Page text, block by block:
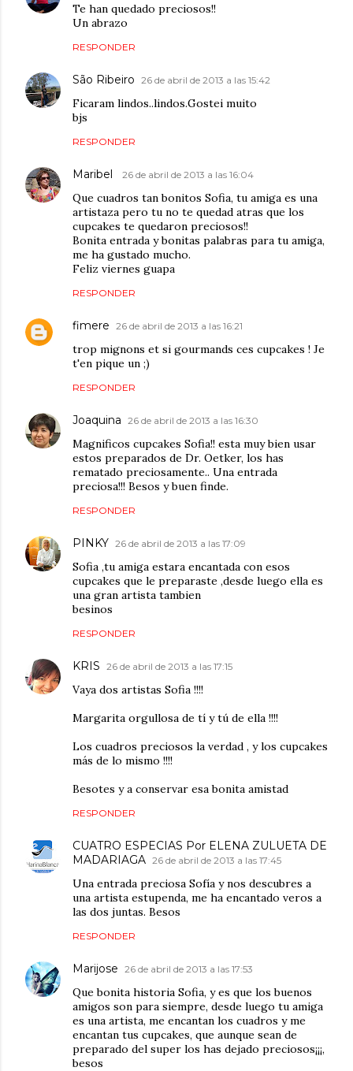
Te han quedado preciosos!!
Un abrazo
RESPONDER
São Ribeiro 26 de abril de 2013 a las 15:42
Ficaram lindos..lindos.Gostei muito
bjs
RESPONDER
Maribel 26 de abril de 2013 a las 16:04
Que cuadros tan bonitos Sofia, tu amiga es una
artistaza pero tu no te quedad atras que los
cupcakes te quedaron preciosos!!
Bonita entrada y bonitas palabras para tu amiga,
me ha gustado mucho.
Feliz viernes guapa
RESPONDER
fimere 26 de abril de 2013 a las 16:21
trop mignons et si gourmands ces cupcakes ! Je
t'en pique un ;)
RESPONDER
Joaquina 26 de abril de 2013 a las 16:30
Magnificos cupcakes Sofia!! esta muy bien usar
estos preparados de Dr. Oetker, los has
rematado preciosamente.. Una entrada
preciosa!!! Besos y buen finde.
RESPONDER
PINKY 26 de abril de 2013 a las 17:09
Sofia ,tu amiga estara encantada con esos
cupcakes que le preparaste ,desde luego ella es
una gran artista tambien
besinos
RESPONDER
KRIS 26 de abril de 2013 a las 17:15
Vaya dos artistas Sofia !!!!
Margarita orgullosa de tí y tú de ella !!!!
Los cuadros preciosos la verdad , y los cupcakes
más de lo mismo !!!!
Besotes y a conservar esa bonita amistad
RESPONDER
CUATRO ESPECIAS Por ELENA ZULUETA DE
MADARIAGA 26 de abril de 2013 a las 17:45
Una entrada preciosa Sofía y nos descubres a
una artista estupenda, me ha encantado veros a
las dos juntas. Besos
RESPONDER
Marijose 26 de abril de 2013 a las 17:53
Que bonita historia Sofia, y es que los buenos
amigos son para siempre, desde luego tu amiga
es una artista, me encantan los cuadros y me
encantan tus cupcakes, que aunque sean de
preparado del super los has dejado preciosos¡¡¡,
besos